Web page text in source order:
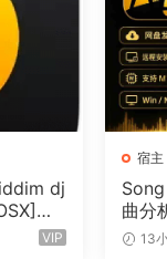
分析，更快地搜索
携性和性能
用自定义关键词或
只需点击几下即可
时间线索引，在时
电脑上优化性能
在媒体分析和智能
dj
VIP
宿主
曲分
一体
13